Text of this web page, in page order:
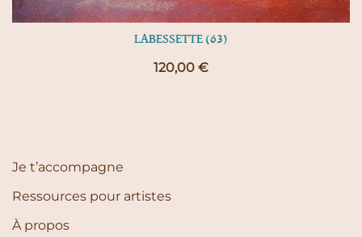
LABESSETTE (63)
120,00 €
Je t’accompagne
Ressources pour artistes
À propos